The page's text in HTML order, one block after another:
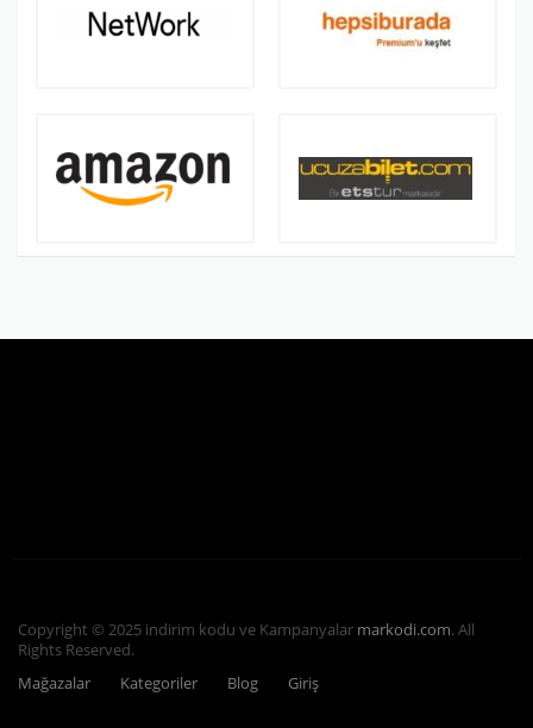
Copyright © 2025 indirim kodu ve Kampanyalar markodi.com. All
Rights Reserved.
Mağazalar
Kategoriler Blog Giriş